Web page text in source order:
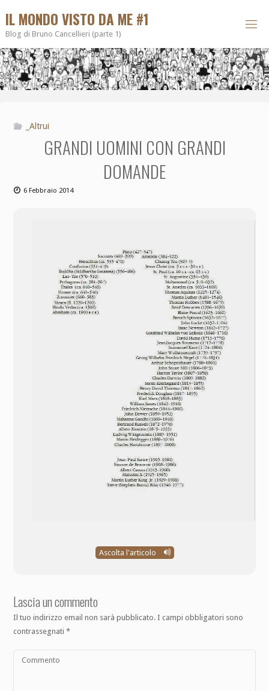
IL MONDO VISTO DA ME #1
Blog di Bruno Cancellieri (parte 1)
_Altrui
GRANDI UOMINI CON GRANDI
DOMANDE
6 Febbraio 2014
Ascolta l'articolo
Lascia un commento
Il tuo indirizzo email non sarà pubblicato. I campi obbligatori sono
contrassegnati*